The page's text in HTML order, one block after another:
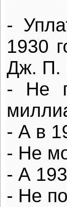
-
1930
Дж. П.
- Не
- А в
- Не
- А
- Не